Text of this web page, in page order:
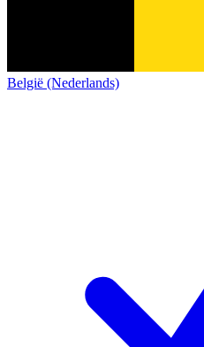
België (Nederlands)